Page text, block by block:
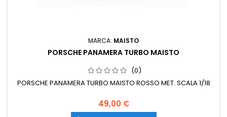
MARCA: MAISTO
PORSCHE PANAMERA TURBO MAISTO
(0)
PORSCHE PANAMERA TURBO MAISTO ROSSO MET. SCALA 1/18
49,00 €